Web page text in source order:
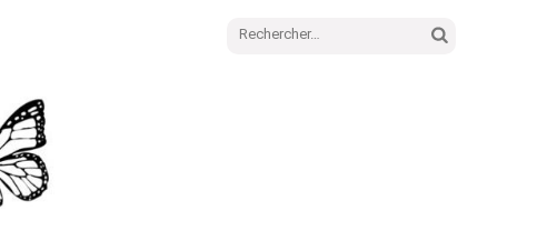
Rechercher :